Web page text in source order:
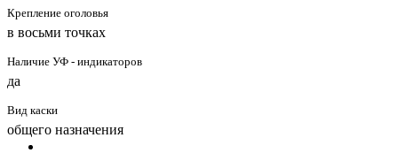
Крепление оголовья
в восьми точках
Наличие УФ - индикаторов
да
Вид каски
общего назначения